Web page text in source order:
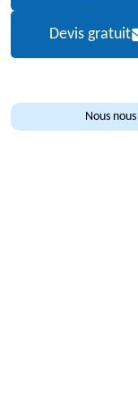
Devis gratuit
Nous